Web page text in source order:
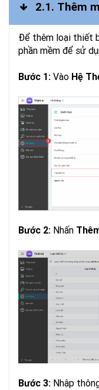
2.1. Thêm
Để thêm loại thiết
phần mềm để sử
Bước 1: Vào Hệ
Bước 2: Nhấn
Bước 3: Nhập